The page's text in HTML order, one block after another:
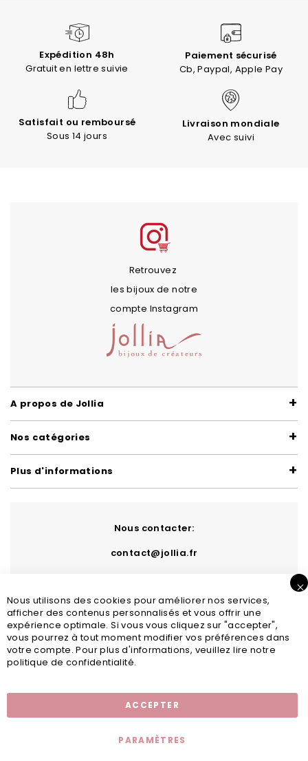
Expédition 48h
Gratuit en lettre suivie
Paiement sécurisé
Cb, Paypal, Apple Pay
Satisfait ou remboursé
Sous 14 jours
Livraison mondiale
Avec suivi
Retrouvez
les bijoux de notre
compte Instagram
A propos de Jollia
Nos catégories
Plus d'informations
Nous contacter:
contact@jollia.fr
Nous utilisons des cookies pour améliorer nos services,
afficher des contenus personnalisés et vous offrir une
expérience optimale. Si vous vous cliquez sur "accepter",
vous pourrez à tout moment modifier vos préférences dans
votre compte. Pour plus d'informations, veuillez lire notre
politique de confidentialité.
ACCEPTER
PARAMÈTRES